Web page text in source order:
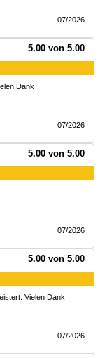
07/2026
5.00 von 5.00
Dank
07/2026
5.00 von 5.00
07/2026
5.00 von 5.00
Vielen Dank
07/2026